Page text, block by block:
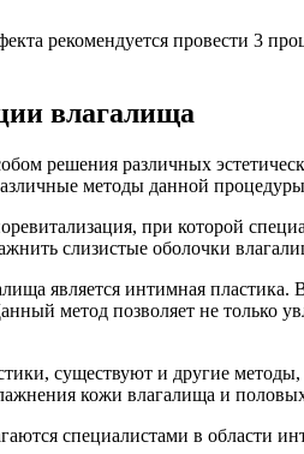
рекомендуется провести 3
влагалища
решения различных
методы данной
при которой
слизистые оболочки
является интимная
метод позволяет не только
существуют и другие
кожи влагалища и
специалистами в области